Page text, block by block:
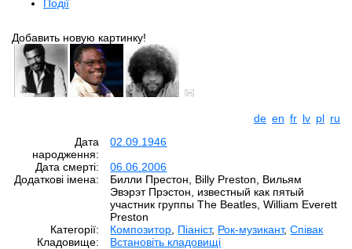
Події
Добавить новую картинку!
de en fr lv pl ru
Дата
народження:
02.09.1946
Дата смерті:
06.06.2006
Додаткові імена:
Билли Престон, Billy Preston, Вильям
Эвэрэт Прэстон, известный как пятый
участник группы The Beatles, William Everett
Preston
Категорії:
Композитор Піаніст, Рок-музикант,Співак
Кладовище:
Встановіть кладовищі